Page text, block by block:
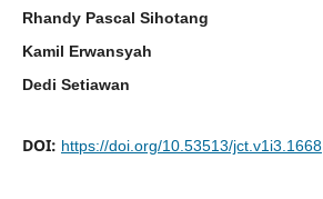
Rhandy Pascal Sihotang
Kamil Erwansyah
Dedi Setiawan
DOI: https://doi.org/10.53513/jct.v1i3.1668